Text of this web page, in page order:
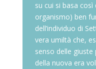
su cui si basa
organismo) ben
dell’individuo di
vera umiltà che,
senso delle
della nuova era